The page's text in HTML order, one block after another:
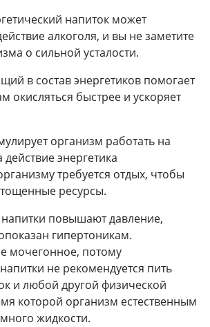
напиток может
алкоголя, и вы не заметите
о сильной усталости.
в состав энергетиков помогает
окисляться быстрее и ускоряет
организм работать на
энергетика
требуется отдых, чтобы
ресурсы.
напитки повышают давление,
гипертоникам.
мочегонное, потому
не рекомендуется пить
и любой другой физической
которой организм естественным
жидкости.